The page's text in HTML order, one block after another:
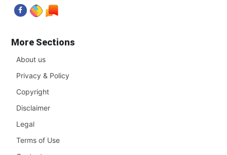
More Sections
About us
Privacy & Policy
Copyright
Disclaimer
Legal
Terms of Use